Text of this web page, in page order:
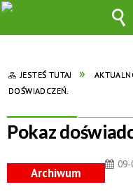
JESTEŚ TUTAJ
DOŚWIADCZEŃ.
Pokaz
Archiwum